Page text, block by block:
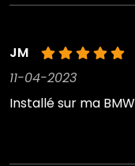
JM
11-04-2023
Installé sur ma